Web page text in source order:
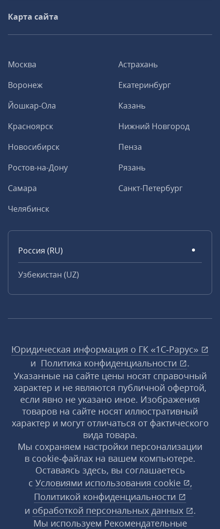
Москва
Астрахань
Воронеж
Екатеринбург
Йошкар-Ола
Казань
Красноярск
Нижний Новгород
Новосибирск
Пенза
Ростов-на-Дону
Рязань
Самара
Санкт-Петербург
Челябинск
Россия (RU)
Узбекистан (UZ)
Карта сайта
Юридическая информация о ГК «1С‑Рарус»
и Политика конфиденциальности
.
Указанные на сайте цены носят справочный
характер и не являются публичной офертой,
если явно не указано иное. Изображения
товаров на сайте носят иллюстративный
характер и могут отличаться от фактического
вида товара.
Мы сохраняем настройки персонализации
в cookie‑файлах на вашем компьютере.
Оставаясь здесь, вы соглашаетесь
с Условиями использования cookie
,
Политикой конфиденциальности
и обработкой персональных данных
.
Мы используем Рекомендательные